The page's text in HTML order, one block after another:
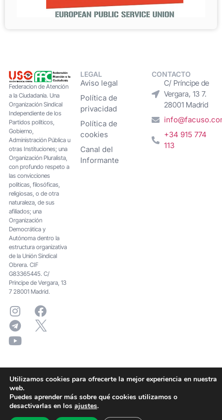
Federacion de Atención
a la Ciudadanía. Una
Organización Sindical
Independiente de los
Partidos políticos,
Gobierno,
Administración Pública u
otras Instituciones; una
Organización Pluralista,
con profundo respeto a
las convicciones
políticas, filosóficas,
religiosas, o de otra
naturaleza, de sus
afiliados; una
Organización
Democrática y
Autónoma dentro la
estructura organizativa
de la Unión Sindical
Obrera. CIF
G83365445. C/
Principe de Vergara, 13
7 28001 Madrid.
LEGAL
Aviso legal
Política de
privacidad
Política de
cookies
Canal del
Informante
CONTACTO
C/ Príncipe de
Vergara, 13 7.
28001 Madrid
+34 915 774
113
Utilizamos cookies para ofrecerte la mejor experiencia en nuestra
web.
Puedes aprender más sobre qué cookies utilizamos o
desactivarlas en los ajustes.